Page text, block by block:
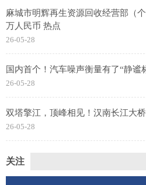
麻城市明辉再生资源回收经营部（
万人民币 热点
26-05-28
国内首个！汽车噪声衡量有了“静谧
26-05-28
双塔擎江，顶峰相见！汉南长江大
26-05-28
关注